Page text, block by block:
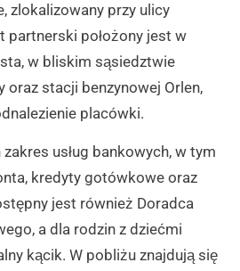
zlokalizowany przy ulicy
partnerski położony jest w
w bliskim sąsiedztwie
oraz stacji benzynowej Orlen,
placówki.
zakres usług bankowych, w tym
kredyty gotówkowe oraz
jest również Doradca
a dla rodzin z dziećmi
kącik. W pobliżu znajdują się